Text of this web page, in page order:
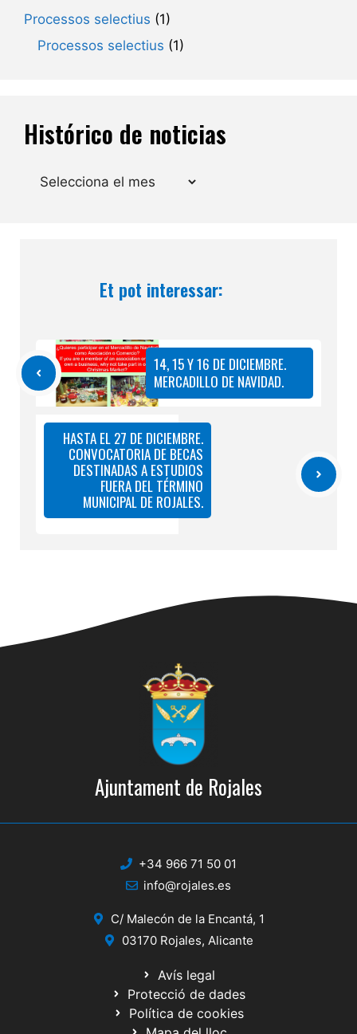
Processos selectius (1)
Processos selectius (1)
Histórico de noticias
Arxius
Et pot interessar:
14, 15 Y 16 DE DICIEMBRE.
MERCADILLO DE NAVIDAD.
HASTA EL 27 DE DICIEMBRE.
CONVOCATORIA DE BECAS
DESTINADAS A ESTUDIOS
FUERA DEL TÉRMINO
MUNICIPAL DE ROJALES.
Ajuntament de Rojales
+34 966 71 50 01
info@rojales.es
C/ Malecón de la Encantá, 1
03170 Rojales, Alicante
Avís legal
Protecció de dades
Política de cookies